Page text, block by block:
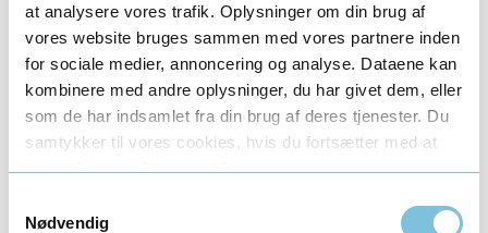
at analysere vores trafik. Oplysninger om din brug af
vores website bruges sammen med vores partnere inden
for sociale medier, annoncering og analyse. Dataene kan
kombinere med andre oplysninger, du har givet dem, eller
som de har indsamlet fra din brug af deres tjenester. Du
samtykker til vores cookies, hvis du fortsætter med at
anvende vores hjemmeside.
Nødvendig